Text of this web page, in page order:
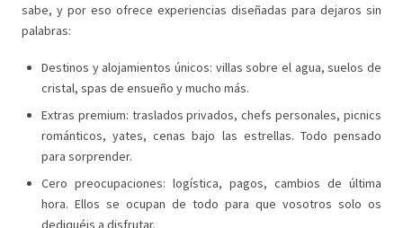
sabe, y por eso ofrece experiencias diseñadas para dejaros sin
palabras:
Destinos y alojamientos únicos: villas sobre el agua, suelos de
cristal, spas de ensueño y mucho más.
Extras premium: traslados privados, chefs personales, picnics
románticos, yates, cenas bajo las estrellas. Todo pensado
para sorprender.
Cero preocupaciones: logística, pagos, cambios de última
hora. Ellos se ocupan de todo para que vosotros solo os
dediquéis a disfrutar.